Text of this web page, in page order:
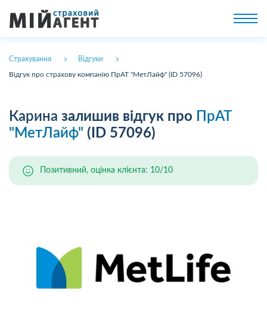
Страхування Відгуки
Відгук про страхову компанію ПрАТ "МетЛайф" (ID 57096)
Карина залишив відгук про
ПрАТ
"МетЛайф" (ID 57096)
Позитивний, оцінка клієнта: 10/10